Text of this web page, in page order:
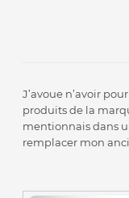
J’avoue n’avoir
produits de la
mentionnais dans
remplacer mon